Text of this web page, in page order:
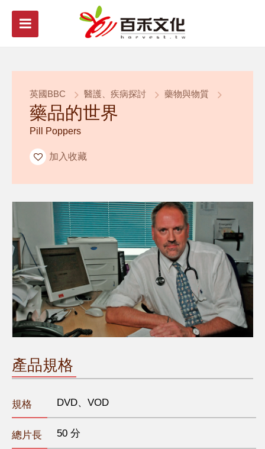
英國BBC 醫護、疾病探討 藥物與物質
藥品的世界
Pill Poppers
加入收藏
產品規格
規格 DVD、VOD
總片長 50 分